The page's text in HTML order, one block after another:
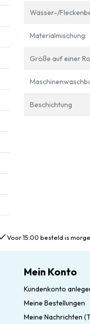
Wasser-/
Materialmischung:
Größe auf einer
Beschichtung
Voor 15:00 besteld is
Mein Konto
Kundenkonto
Meine Bestellungen
Meine Nachrichten